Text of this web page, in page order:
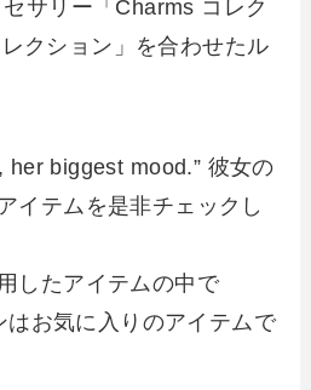
サリー「Charms コレク
クション」を合わせたル
her biggest mood.” 彼女の
イテムを是非チェックし
したアイテムの中で
お気に入りのアイテムで